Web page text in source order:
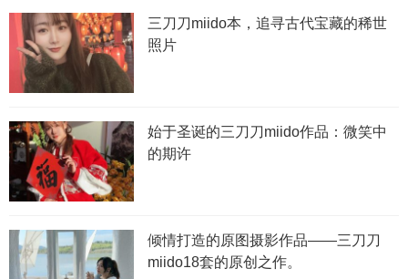
三刀刀miido本，追寻古代宝藏的稀世
照片
始于圣诞的三刀刀miido作品：微笑中
的期许
倾情打造的原图摄影作品——三刀刀
miido18套的原创之作。